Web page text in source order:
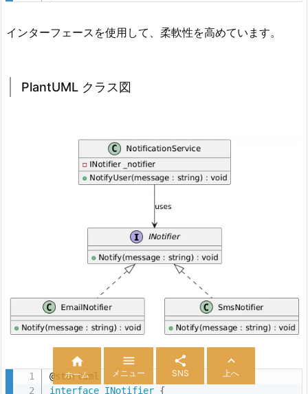
インターフェースを使用して、柔軟性を高めています。
PlantUML クラス図
interface INotifier {

ホーム

メニュー

SNS

上へ